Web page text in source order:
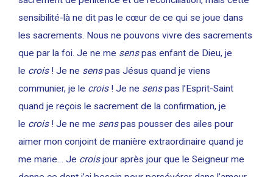
sensibilité-là ne dit pas le cœur de ce qui se joue dans
les sacrements. Nous ne pouvons vivre des sacrements
que par la foi. Je ne me senspas enfant de Dieu, je
le crois! Je ne senspas Jésus quand je viens
communier, je le crois! Je ne senspas l’Esprit-Saint
quand je reçois le sacrement de la confirmation, je
le crois! Je ne me senspas pousser des ailes pour
aimer mon conjoint de manière extraordinaire quand je
me marie… Je croisjour après jour que le Seigneur me